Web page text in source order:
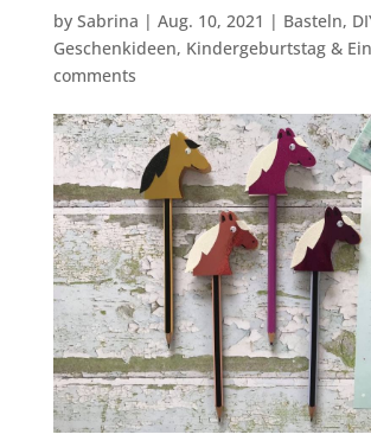
by Sabrina | Aug. 10, 2021 | Basteln,
Geschenkideen, Kindergeburtstag &
comments